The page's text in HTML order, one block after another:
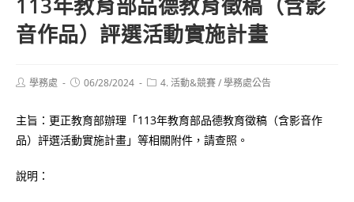
音作品）評選活動實施計畫
Post學務處
Post06/28/2024
Post4. 活動&競賽/學務處公告
主旨：更正教育部辦理「113年教育部品德教育徵稿（含影音作
品）評選活動實施計畫」等相關附件，請查照。
說明：